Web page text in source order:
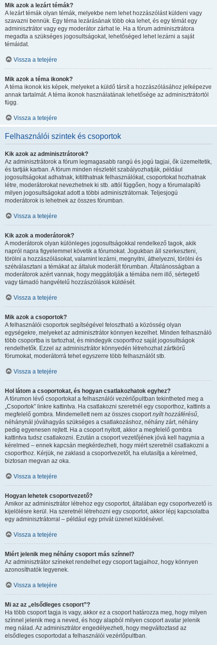
Mik azok a lezárt témák?
A lezárt témák olyan témák, melyekbe nem lehet hozzászólást küldeni vagy
szavazni bennük. Egy téma lezárásának több oka lehet, és egy témát egy
adminisztrátor vagy egy moderátor zárhat le. Ha a fórum adminisztrátora
megadta a szükséges jogosultságokat, lehetőséged lehet lezárni a saját
témáidat.
Vissza a tetejére
Mik azok a téma ikonok?
A téma ikonok kis képek, melyeket a küldő társít a hozzászólásához jelképezve
annak tartalmát. A téma ikonok használatának lehetősége az adminisztrátortól
függ.
Vissza a tetejére
Felhasználói szintek és csoportok
Kik azok az adminisztrátorok?
Az adminisztrátorok a fórum legmagasabb rangú és jogú tagjai, ők üzemeltetik,
és tartják karban. A fórum minden részletét szabályozhatják, például
jogosultságokat adhatnak, kitilthatnak felhasználókat, csoportokat hozhatnak
létre, moderátorokat nevezhetnek ki stb. attól függően, hogy a fórumalapító
milyen jogosultságokat adott a többi adminisztrátornak. Teljesjogú
moderátorok is lehetnek az összes fórumban.
Vissza a tetejére
Kik azok a moderátorok?
A moderátorok olyan különleges jogosultságokkal rendelkező tagok, akik
napról napra figyelemmel követik a fórumokat. Jogukban áll szerkeszteni,
törölni a hozzászólásokat, valamint lezárni, megnyitni, áthelyezni, törölni és
szétválasztani a témákat az általuk moderált fórumban. Általánosságban a
moderátorok azért vannak, hogy meggátolják a témába nem illő, sértegető
vagy támadó hangvételű hozzászólások küldését.
Vissza a tetejére
Mik azok a csoportok?
A felhasználói csoportok segítségével felosztható a közösség olyan
egységekre, melyeket az adminisztrátor könnyen kezelhet. Minden felhasználó
több csoportba is tartozhat, és mindegyik csoporthoz saját jogosultságok
rendelhetők. Ezzel az adminisztrátor könnyedén létrehozhat zártkörű
fórumokat, moderátorrá tehet egyszerre több felhasználót stb.
Vissza a tetejére
Hol látom a csoportokat, és hogyan csatlakozhatok egyhez?
A fórumon lévő csoportokat a felhasználói vezérlőpultban tekintheted meg a
„Csoportok” linkre kattintva. Ha csatlakozni szeretnél egy csoporthoz, kattints a
megfelelő gombra. Mindemellett nem az összes csoportnyílt hozzáférésű,
néhánynál jóváhagyás szükséges a csatlakozáshoz, néhány zárt, néhány
pedig egyenesen rejtett. Ha a csoport nyitott, akkor a megfelelő gombra
kattintva tudsz csatlakozni. Ezután a csoport vezetőjének jóvá kell hagynia a
kérelmed – ennek kapcsán megkérdezheti, hogy miért szeretnél csatlakozni a
csoporthoz. Kérjük, ne zaklasd a csoportvezetőt, ha elutasítja a kérelmed,
biztosan megvan az oka.
Vissza a tetejére
Hogyan lehetek csoportvezető?
Amikor az adminisztrátor létrehoz egy csoportot, általában egy csoportvezető is
kijelölésre kerül. Ha szeretnél létrehozni egy csoportot, akkor lépj kapcsolatba
egy adminisztrátorral – például egy privát üzenet küldésével.
Vissza a tetejére
Miért jelenik meg néhány csoport más színnel?
Az adminisztrátor színeket rendelhet egy csoport tagjaihoz, hogy könnyen
azonosíthatók legyenek.
Vissza a tetejére
Mi az az „elsődleges csoport”?
Ha több csoport tagja is vagy, akkor ez a csoport határozza meg, hogy milyen
színnel jelenik meg a neved, és hogy alapból milyen csoport avatar jelenik
meg nálad. Az adminisztrátor engedélyezheti, hogy megváltoztasd az
elsődleges csoportodat a felhasználói vezérlőpultban.